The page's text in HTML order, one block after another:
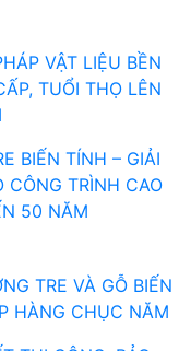
BIẾN TÍNH – GIẢI
CÔNG TRÌNH CAO
50 NĂM